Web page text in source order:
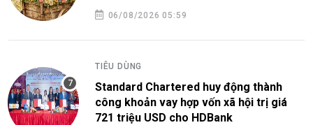
06/08/2026 05:59
TIÊU DÙNG
Standard Chartered huy động thành
công khoản vay hợp vốn xã hội trị giá
721 triệu USD cho HDBank